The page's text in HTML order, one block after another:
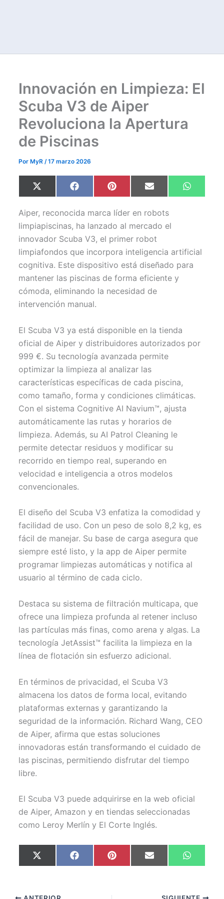
Innovación en Limpieza: El
Scuba V3 de Aiper
Revoluciona la Apertura
de Piscinas
Por MyR/17 marzo 2026
Compartir
en
X
(
w
t
t
e
)
Compartir
en
F
a
e
b
o
o
k
Compartir
en
P
i
t
e
r
e
s
Compartir
en
E
m
i
l
en
W
h
Aiper, reconocida marca líder en robots
limpiapiscinas, ha lanzado al mercado el
innovador Scuba V3, el primer robot
limpiafondos que incorpora inteligencia artificial
cognitiva. Este dispositivo está diseñado para
mantener las piscinas de forma eficiente y
cómoda, eliminando la necesidad de
intervención manual.
El Scuba V3 ya está disponible en la tienda
oficial de Aiper y distribuidores autorizados por
999 €. Su tecnología avanzada permite
optimizar la limpieza al analizar las
características específicas de cada piscina,
como tamaño, forma y condiciones climáticas.
Con el sistema Cognitive AI Navium™, ajusta
automáticamente las rutas y horarios de
limpieza. Además, su AI Patrol Cleaning le
permite detectar residuos y modificar su
recorrido en tiempo real, superando en
velocidad e inteligencia a otros modelos
convencionales.
El diseño del Scuba V3 enfatiza la comodidad y
facilidad de uso. Con un peso de solo 8,2 kg, es
fácil de manejar. Su base de carga asegura que
siempre esté listo, y la app de Aiper permite
programar limpiezas automáticas y notifica al
usuario al término de cada ciclo.
Destaca su sistema de filtración multicapa, que
ofrece una limpieza profunda al retener incluso
las partículas más finas, como arena y algas. La
tecnología JetAssist™ facilita la limpieza en la
línea de flotación sin esfuerzo adicional.
En términos de privacidad, el Scuba V3
almacena los datos de forma local, evitando
plataformas externas y garantizando la
seguridad de la información. Richard Wang, CEO
de Aiper, afirma que estas soluciones
innovadoras están transformando el cuidado de
las piscinas, permitiendo disfrutar del tiempo
libre.
El Scuba V3 puede adquirirse en la web oficial
de Aiper, Amazon y en tiendas seleccionadas
como Leroy Merlín y El Corte Inglés.
Compartir
en
X
(
t
Compartir
en
F
a
Compartir
en
P
i
Compartir
en
E
m en
W
h
A